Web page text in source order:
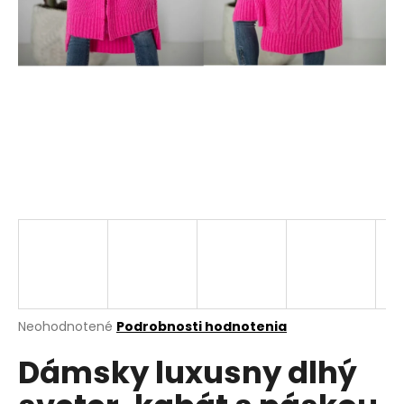
Priemerné
produktu
je
Neohodnotené Podrobnosti hodnotenia
Dámsky luxusny dlhý
á
j
s
d
p
r
ú